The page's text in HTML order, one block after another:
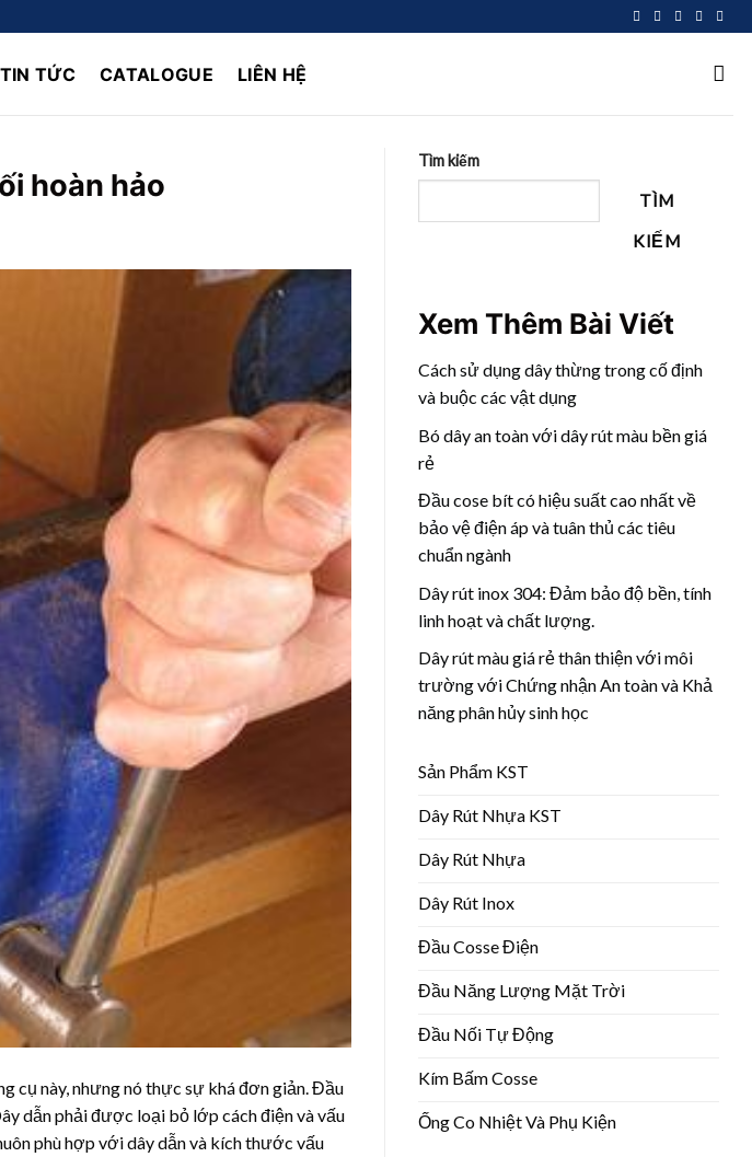
TIN TỨC CATALOGUE LIÊN HỆ
hoàn hảo
cụ này, nhưng nó thực sự khá đơn giản. Đầu
dẫn phải được loại bỏ lớp cách điện và vấu
phù hợp với dây dẫn và kích thước vấu
Tìm kiếm
TÌM
KIẾM
Xem Thêm Bài Viết
Cách sử dụng dây thừng trong cố định
và buộc các vật dụng
Bó dây an toàn với dây rút màu bền giá
rẻ
Đầu cose bít có hiệu suất cao nhất về
bảo vệ điện áp và tuân thủ các tiêu
chuẩn ngành
Dây rút inox 304: Đảm bảo độ bền, tính
linh hoạt và chất lượng.
Dây rút màu giá rẻ thân thiện với môi
trường với Chứng nhận An toàn và Khả
năng phân hủy sinh học
Sản Phẩm KST
Dây Rút Nhựa KST
Dây Rút Nhựa
Dây Rút Inox
Đầu Cosse Điện
Đầu Năng Lượng Mặt Trời
Đầu Nối Tự Động
Kím Bấm Cosse
Ống Co Nhiệt Và Phụ Kiện